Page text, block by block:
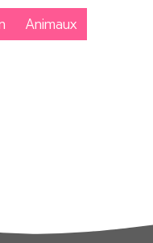
Animaux